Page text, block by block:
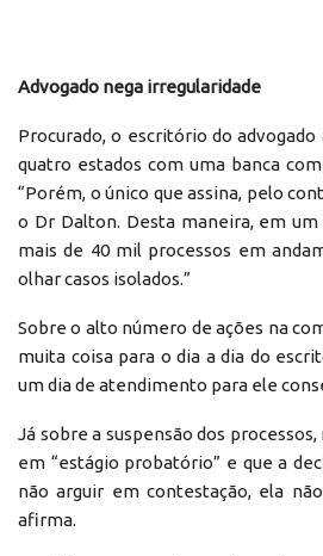
Advogado nega irregularidade
Procurado, o escritório do
quatro estados com uma banca
“Porém, o único que assina, pelo
o Dr Dalton. Desta maneira, em
mais de 40 mil processos em
olhar casos isolados.”
Sobre o alto número de ações na
muita coisa para o dia a dia do
um dia de atendimento para ele
Já sobre a suspensão dos
em “estágio probatório” e que a
não arguir em contestação, ela
afirma.